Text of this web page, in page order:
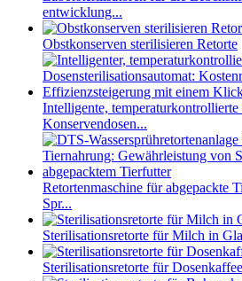
entwicklung...
Obstkonserven sterilisieren Retorte
Intelligente,
Konservendosen...
Retortenmaschine für abgepackte
Spr...
Sterilisationsretorte für Milch in
Sterilisationsretorte für Dosenkaffee